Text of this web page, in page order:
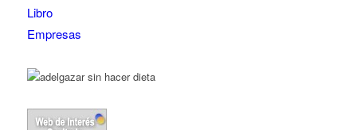
Libro
Empresas